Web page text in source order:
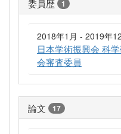
委員歴 1
2018年1月 - 2019年
日本学術振興会 科
会審査委員
論文 17